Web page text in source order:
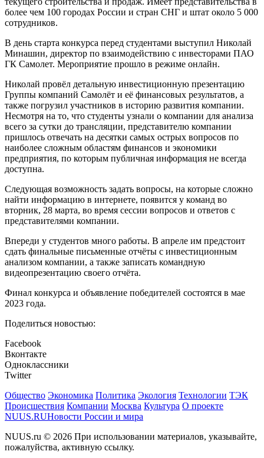
более чем 100 городах России и стран СНГ и штат около 5 000
сотрудников.
В день старта конкурса перед студентами выступил Николай
Минашин, директор по взаимодействию с инвесторами ПАО
ГК Самолет. Мероприятие прошло в режиме онлайн.
Николай провёл детальную инвестиционную презентацию
Группы компаний Самолёт и её финансовых результатов, а
также погрузил участников в историю развития компании.
Несмотря на то, что студенты узнали о компании для анализа
всего за сутки до трансляции, представителю компании
пришлось отвечать на десятки самых острых вопросов по
наиболее сложным областям финансов и экономики
предприятия, по которым публичная информация не всегда
доступна.
Следующая возможность задать вопросы, на которые сложно
найти информацию в интернете, появится у команд во
вторник, 28 марта, во время сессии вопросов и ответов с
представителями компании.
Впереди у студентов много работы. В апреле им предстоит
сдать финальные письменные отчёты с инвестиционным
анализом компании, а также записать командную
видеопрезентацию своего отчёта.
Финал конкурса и объявление победителей состоятся в мае
2023 года.
Поделиться новостью:
Facebook
Вконтакте
Одноклассники
Twitter
Общество Экономика Политика Экология Технологии ТЭК
Происшествия Компании Москва Культура О проекте
NUUS.RUНовости России и мира
NUUS.ru © 2026 При использовании материалов, указывайте,
пожалуйства, активную ссылку.